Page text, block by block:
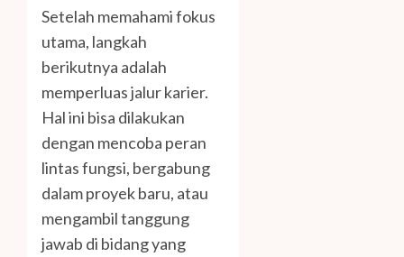
Setelah memahami fokus
utama, langkah
berikutnya adalah
memperluas jalur karier.
Hal ini bisa dilakukan
dengan mencoba peran
lintas fungsi, bergabung
dalam proyek baru, atau
mengambil tanggung
jawab di bidang yang